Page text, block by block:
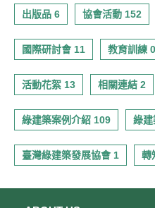
出版品 6 協會活動 152
國際研討會 11 教育訓練 0
活動花絮 13 相關連結 2
綠建築案例介紹 109 綠
臺灣綠建築發展協會 1 轉